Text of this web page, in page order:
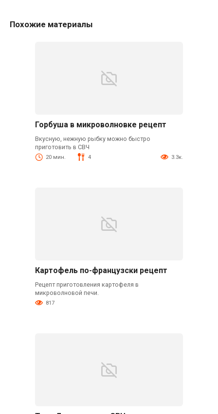
Похожие материалы
Горбуша в микроволновке рецепт
Вкусную, нежную рыбку можно быстро
приготовить в СВЧ
20 мин. 4 3.3к.
Картофель по-французски рецепт
Рецепт приготовления картофеля в
микроволновой печи.
817